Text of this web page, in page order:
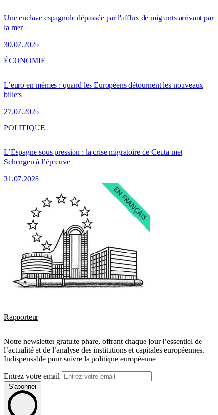
Une enclave espagnole dépassée par l'afflux de migrants arrivant par
la mer
30.07.2026
L’euro en mèmes : quand les Européens détournent les nouveaux
billets
27.07.2026
ÉCONOMIE
L’Espagne sous pression : la crise migratoire de Ceuta met
Schengen à l’épreuve
31.07.2026
POLITIQUE
Rapporteur
Notre newsletter gratuite phare, offrant chaque jour l’essentiel de
l’actualité et de l’analyse des institutions et capitales européennes.
Indispensable pour suivre la politique européenne.
Entrez votre email
S'abonner